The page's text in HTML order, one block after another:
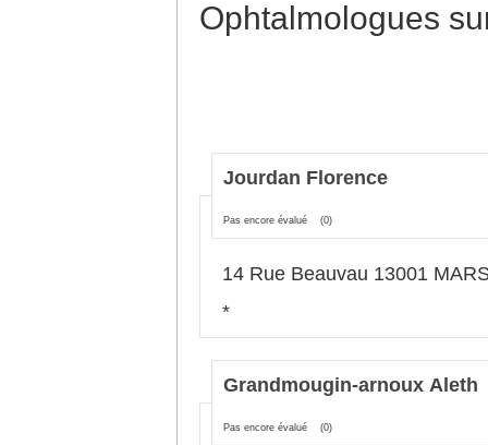
Ophtalmologues
Jourdan Florence
Pas encore évalué (0)
14 Rue Beauvau 13001
*
Grandmougin-arnoux Aleth
Pas encore évalué (0)